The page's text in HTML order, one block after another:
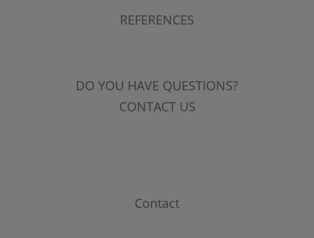
REFERENCES
DO YOU HAVE QUESTIONS?
CONTACT US
Contact